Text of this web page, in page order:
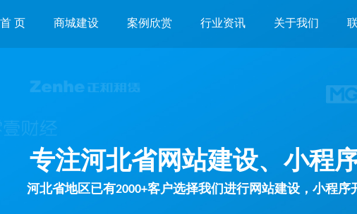
首 页 商城建设 案例欣赏 行业资讯 关于我们
专注河北省网站建设、小程
河北省地区已有2000+客户选择我们进行网站建设，小程序